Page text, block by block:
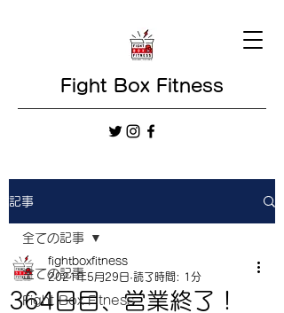
Fight Box Fitness
記事
全ての記事
Fight Box Fitness
全ての記事
364日目、営業終了！
fightboxfitness
2021年5月29日 読了時間: 1分